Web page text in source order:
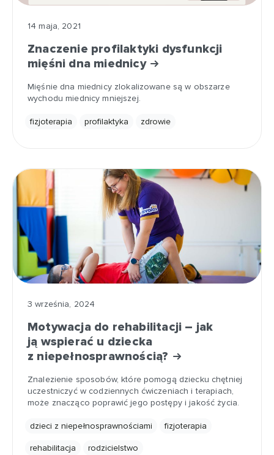
14 maja, 2021
Znaczenie profilaktyki dysfunkcji
mięśni dna miednicy
Mięśnie dna miednicy zlokalizowane są w obszarze
wychodu miednicy mniejszej.
fizjoterapia profilaktyka zdrowie
3 września, 2024
Motywacja do rehabilitacji – jak
ją wspierać u dziecka
z niepełnosprawnością?
Znalezienie sposobów, które pomogą dziecku chętniej
uczestniczyć w codziennych ćwiczeniach i terapiach,
może znacząco poprawić jego postępy i jakość życia.
dzieci z niepełnosprawnościami fizjoterapia
rehabilitacja rodzicielstwo